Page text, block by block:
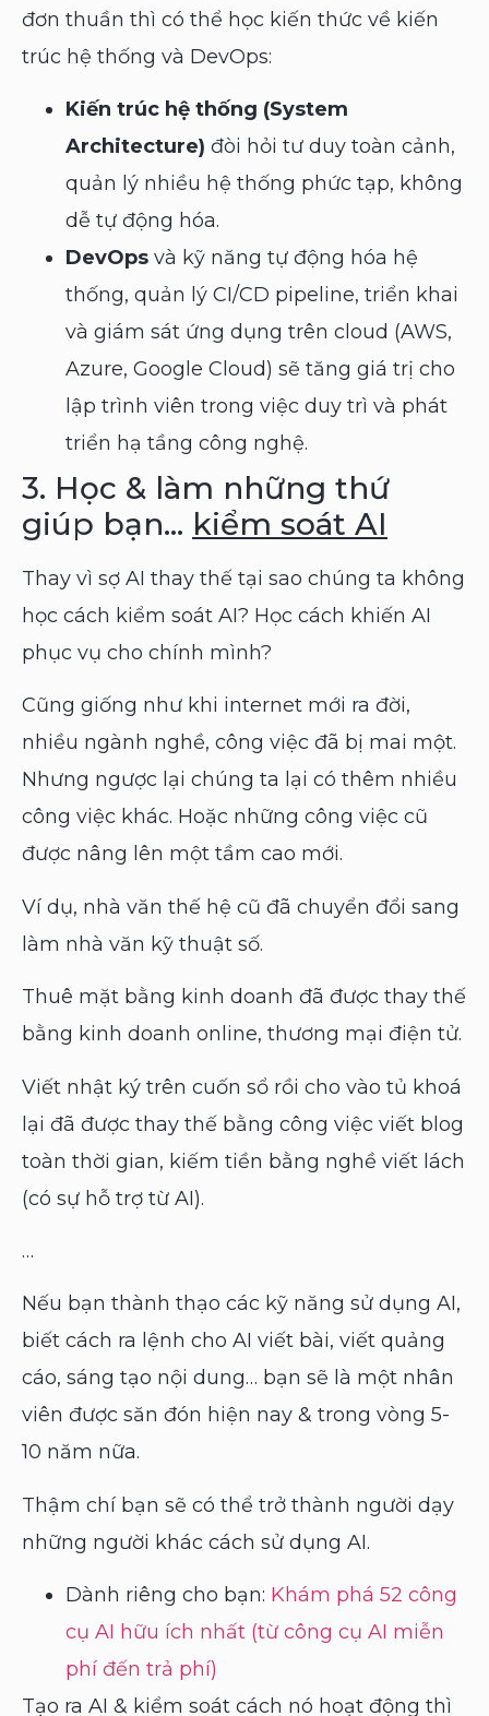
đơn thuần thì có thể học kiến thức về kiến
trúc hệ thống và DevOps:
Kiến trúc hệ thống (System
Architecture) đòi hỏi tư duy toàn cảnh,
quản lý nhiều hệ thống phức tạp, không
dễ tự động hóa.
DevOps và kỹ năng tự động hóa hệ
thống, quản lý CI/CD pipeline, triển khai
và giám sát ứng dụng trên cloud (AWS,
Azure, Google Cloud) sẽ tăng giá trị cho
lập trình viên trong việc duy trì và phát
triển hạ tầng công nghệ.
3. Học & làm những thứ
giúp bạn… kiểm soát AI
Thay vì sợ AI thay thế tại sao chúng ta không
học cách kiểm soát AI? Học cách khiến AI
phục vụ cho chính mình?
Cũng giống như khi internet mới ra đời,
nhiều ngành nghề, công việc đã bị mai một.
Nhưng ngược lại chúng ta lại có thêm nhiều
công việc khác. Hoặc những công việc cũ
được nâng lên một tầm cao mới.
Ví dụ, nhà văn thế hệ cũ đã chuyển đổi sang
làm nhà văn kỹ thuật số.
Thuê mặt bằng kinh doanh đã được thay thế
bằng kinh doanh online, thương mại điện tử.
Viết nhật ký trên cuốn sổ rồi cho vào tủ khoá
lại đã được thay thế bằng công việc viết blog
toàn thời gian, kiếm tiền bằng nghề viết lách
(có sự hỗ trợ từ AI).
…
Nếu bạn thành thạo các kỹ năng sử dụng AI,
biết cách ra lệnh cho AI viết bài, viết quảng
cáo, sáng tạo nội dung… bạn sẽ là một nhân
viên được săn đón hiện nay & trong vòng 5-
10 năm nữa.
Thậm chí bạn sẽ có thể trở thành người dạy
những người khác cách sử dụng AI.
Dành riêng cho bạn: Khám phá 52 công
cụ AI hữu ích nhất (từ công cụ AI miễn
phí đến trả phí)
Tạo ra AI & kiểm soát cách nó hoạt động thì